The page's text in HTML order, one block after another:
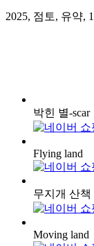
2025, 점토, 유약,
박힌 별-scar
Flying land
무지개 산책
Moving land